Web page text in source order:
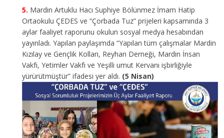
Mardin Artuklu Hacı Suphiye Bölünmez İmam Hatip
Ortaokulu ÇEDES ve “Çorbada Tuz” prijeleri kapsamında 3
aylar faaliyet raporunu okulun sosyal medya hesabından
yayınladı. Yapılan paylaşımda “Yapılan tüm çalışmalar Mardin
Kızılay ve Gençlik Kolları, Reyhan Derneği, Mardin İnsan
Vakfı, Yetimler Vakfı ve Yeşilli umut Kervanı işbirliğiyle
yürürütmüştür” ifadesi yer aldı. (5 Nisan)